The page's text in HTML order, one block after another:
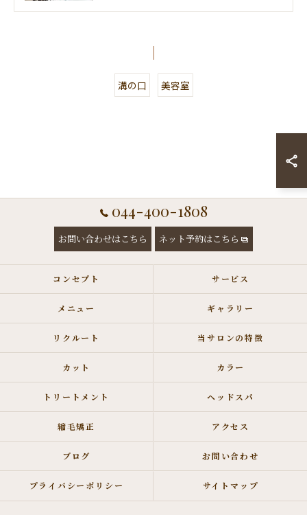
溝の口 美容室
044-400-1808
お問い合わせはこちら ネット予約はこちら
コンセプト サービス
メニュー ギャラリー
リクルート 当サロンの特徴
カット カラー
トリートメント ヘッドスパ
縮毛矯正 アクセス
ブログ お問い合わせ
プライバシーポリシー サイトマップ